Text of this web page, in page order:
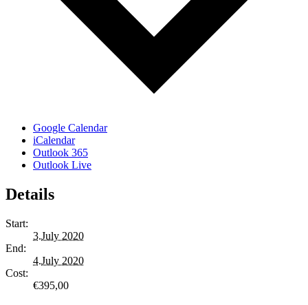
Google Calendar
iCalendar
Outlook 365
Outlook Live
Details
Start:
3.July 2020
End:
4.July 2020
Cost:
€395,00